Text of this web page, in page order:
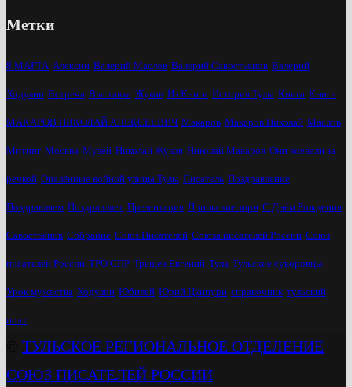
Метки
8 МАРТА Алексин Валерий Маслов Валерий Савостьянов Валерий
Ходулин Встреча Выставка Жуков Из Книги История Тулы Книга Книги
МАКАРОВ НИКОЛАЙ АЛЕКСЕЕВИЧ Макаров Макаров Николай Маслов
Митинг Москва Музей Николай Жуков Николай Макаров Они воевали за
речкой Опалённые войной улицы Тулы Писатель Поздравление
Поздравляем Поздравляет Презентация Приокские зори С Днём Рождения
Савостьянов Собрание Союз Писателей Союза писателей России Союз
писателей России ТРО СПР Трещев Евгений Тула Тульские суворовцы
Урок мужества Ходулин Юбилей Юрий Цкипури справочник тульский
поэт
ТУЛЬСКОЕ РЕГИОНАЛЬНОЕ ОТДЕЛЕНИЕ
СОЮЗ ПИСАТЕЛЕЙ РОССИИ